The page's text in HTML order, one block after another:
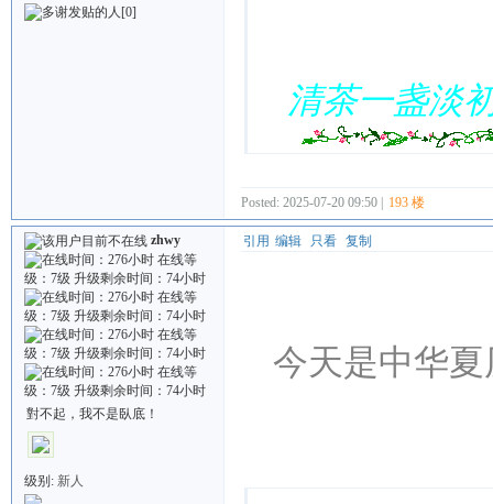
[0]
清茶一盏淡
Posted: 2025-07-20 09:50 | 193 楼
zhwy
對不起，我不是臥底！
级别: 新人
引用 编辑 只看 复制
今天是中华